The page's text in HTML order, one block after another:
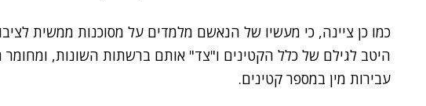
כמו כן ציינה, כי מעשיו של הנאשם מלמדים על מסוכנות ממשית
היטב לגילם של כלל הקטינים ו"צד" אותם ברשתות השונות, ומחומר
עבירות מין במספר קטינים.